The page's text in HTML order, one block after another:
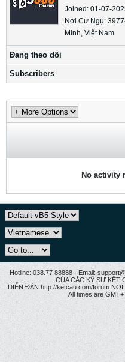
Joined: 01-07-
Nơi Cư Ngụ:
Minh, Việt Nam
Ðang theo dõi
Subscribers
No activity
Hotline: 038.77 88888 - Email:
CỦA CÁC KỸ SƯ KẾT
DIỄN ĐÀN http://ketcau.com/forum
All times are